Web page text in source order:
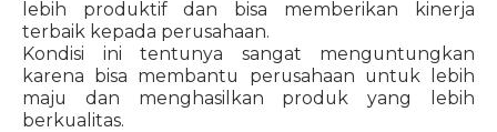
lebih produktif dan bisa memberikan kinerja
terbaik kepada perusahaan.
Kondisi ini tentunya sangat menguntungkan
karena bisa membantu perusahaan untuk lebih
maju dan menghasilkan produk yang lebih
berkualitas.